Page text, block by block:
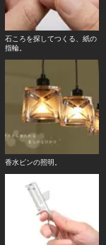
石ころを探してつくる、紙の
指輪。
香水ビンの照明。